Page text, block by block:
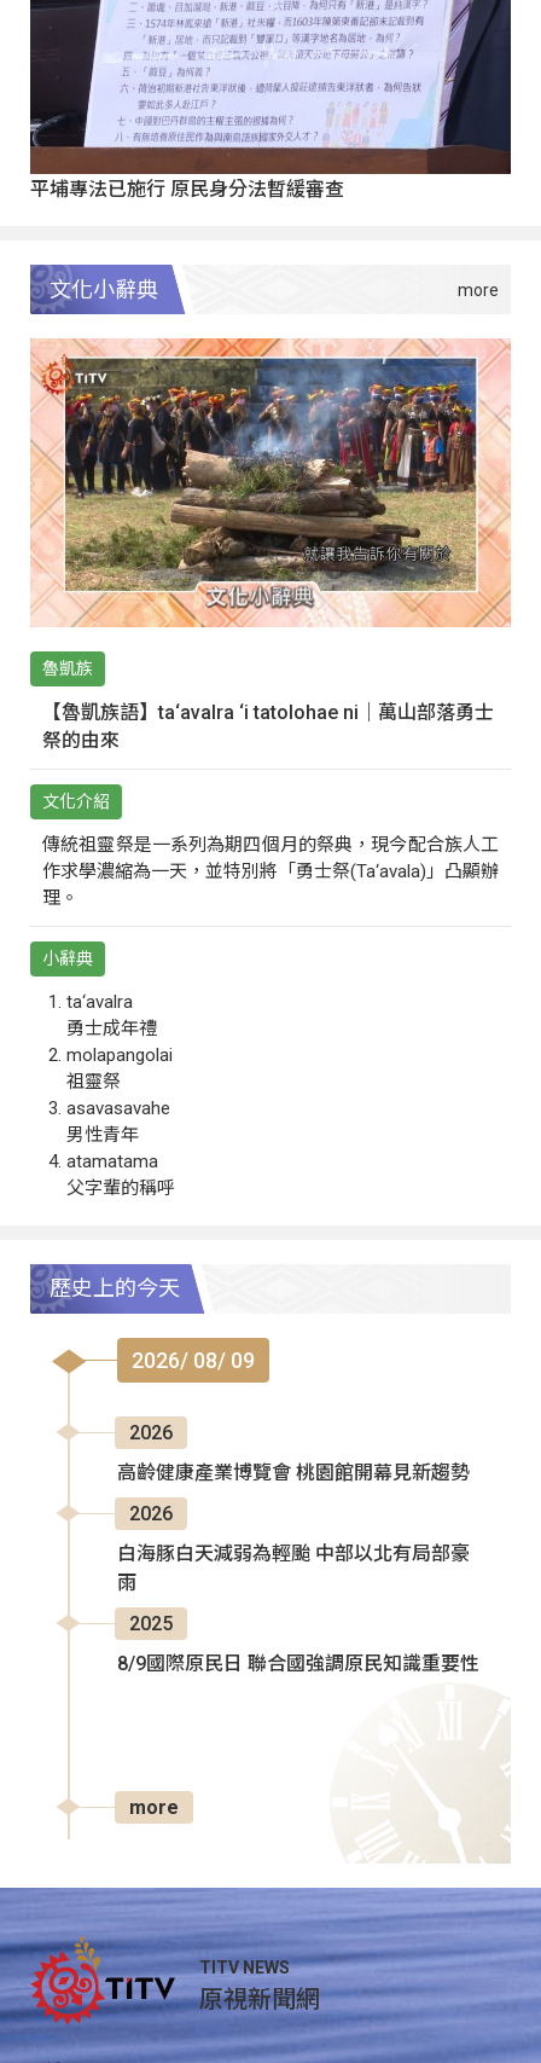
平埔專法已施行 原民身分法暫緩審查
文化小辭典
魯凱族
【魯凱族語】ta‘avalra ‘i tatolohae ni｜萬山部落勇士
祭的由來
文化介紹
傳統祖靈祭是一系列為期四個月的祭典，現今配合族人工
作求學濃縮為一天，並特別將「勇士祭(Ta‘avala)」凸顯辦
理。
小辭典
ta‘avalra
勇士成年禮
molapangolai
祖靈祭
asavasavahe
男性青年
atamatama
父字輩的稱呼
歷史上的今天
2026/ 08/ 09
2026
高齡健康產業博覽會 桃園館開幕見新趨勢
2026
白海豚白天減弱為輕颱 中部以北有局部豪
雨
2025
8/9國際原民日 聯合國強調原民知識重要性
more
TITV NEWS
原視新聞網